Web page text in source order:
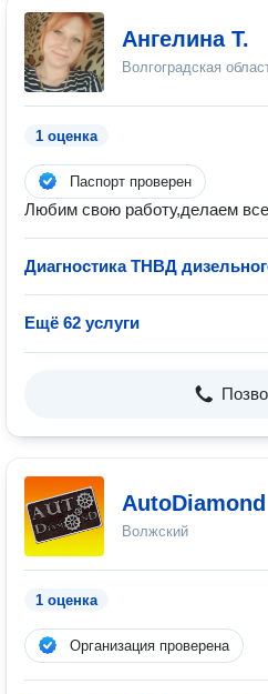
Ангелина Т.
Волгоградская
1 оценка
Паспорт проверен
Любим свою работу,делаем
Диагностика ТНВД
Ещё 62 услуги
AutoDiamond
Волжский
1 оценка
Организация проверена